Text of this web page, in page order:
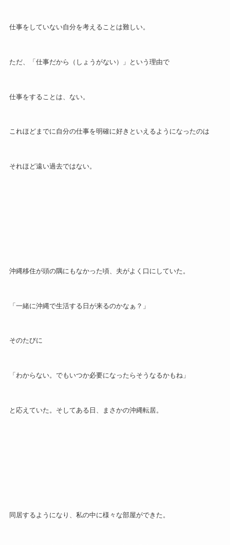
仕事をしていない自分を考えることは難しい。
ただ、「仕事だから（しょうがない）」という理由で
仕事をすることは、ない。
これほどまでに自分の仕事を明確に好きといえるようになったのは
それほど遠い過去ではない。
沖縄移住が頭の隅にもなかった頃、夫がよく口にしていた。
「一緒に沖縄で生活する日が来るのかなぁ？」
そのたびに
「わからない。でもいつか必要になったらそうなるかもね」
と応えていた。そしてある日、まさかの沖縄転居。
同居するようになり、私の中に様々な部屋ができた。